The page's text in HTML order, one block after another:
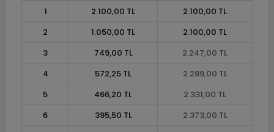
1
2.100,00 TL
2.100,00 TL
2
1.050,00 TL
2.100,00 TL
3
749,00 TL
2.247,00 TL
4
572,25 TL
2.289,00 TL
5
466,20 TL
2.331,00 TL
6
395,50 TL
2.373,00 TL